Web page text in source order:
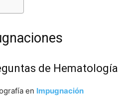
de Hematología
en Impugnación